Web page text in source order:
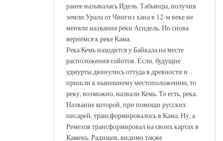
ранее называлась Идель. Табынцы, получив
земли Урала от Чингиз хана в 12-м веке не
меняли названия реки Агидель. Но снова
вернёмся к реке Кама.
Река Кемь находится у Байкала на месте
расположения сойотов. Если, будущие
удмурты двинулись оттуда в древности и
пришли к нынешнему местоположению, то
реку, возможно, назвали Кемь. То есть, река.
Название которой, при помощи русских
писарей, трансформировалось в Кама. Ну, а
Ремезов трансформировал на своих картах в
Камень. Радищев, видимо также